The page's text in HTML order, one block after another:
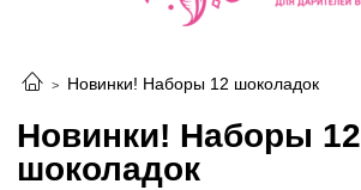
Новинки! Наборы 12 шоколадок
Новинки! Наборы 12
шоколадок